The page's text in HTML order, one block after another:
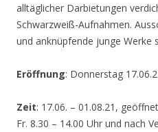
alltäglicher Darbietungen
Schwarzweiß-Aufnahmen.
und anknüpfende junge Werke
Eröffnung: Donnerstag
Zeit: 17.06. – 01.08.21,
Fr. 8.30 – 14.00 Uhr und nach